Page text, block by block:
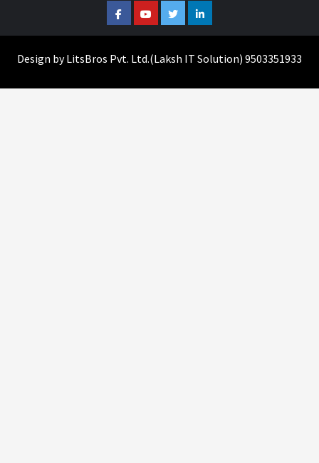
FacebookYoutubeTwitterLinkedin
Design byLitsBros Pvt. Ltd.(Laksh IT Solution) 9503351933